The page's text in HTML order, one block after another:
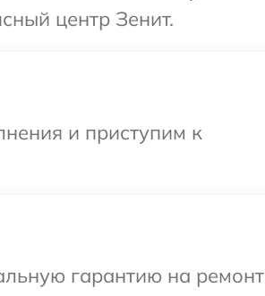
центр Зенит.
и приступим к
гарантию на ремонт